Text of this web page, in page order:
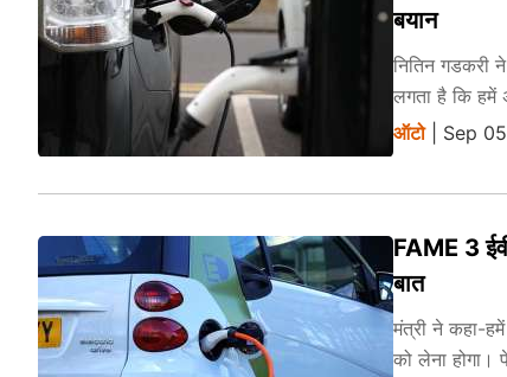
बयान
नितिन गडकरी
लगता है कि हमें
ऑटो| Sep
FAME 3
बात
मंत्री ने कहा-
को लेना होगा।